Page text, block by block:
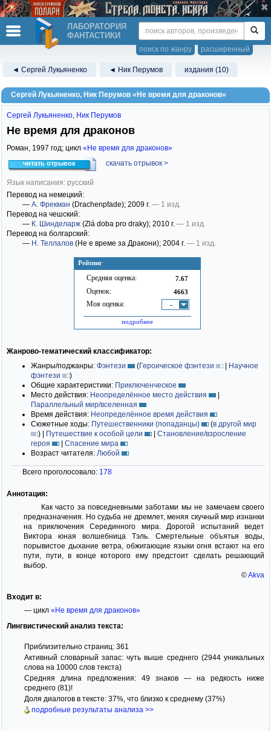
ЛАБОРАТОРИЯ
ФАНТАСТИКИ
расширенный
поиск по жанру
◄ Сергей Лукьяненко ◄ Ник Перумов издания (10)
Сергей Лукьяненко, Ник Перумов «Не время для драконов»
Рейтинг
Средняя оценка: 7.67
Оценок: 4663
Моя оценка: -
подробнее
Сергей Лукьяненко, Ник Перумов
Не время для драконов
Роман, 1997 год; цикл «Не время для драконов»
читать отрывок скачать отрывок >
Язык написания: русский
Перевод на немецкий:
— А. Фрекман (Drachenpfade); 2009 г. — 1 изд.
Перевод на чешский:
— К. Шинделарж (Zlá doba pro draky); 2010 г. — 1 изд.
Перевод на болгарский:
— Н. Теллалов (Не е време за Дракони); 2004 г. — 1 изд.
Жанрово-тематический классификатор:
Жанры/поджанры: Фэнтези (Героическое фэнтези | Научное
фэнтези
)
Общие характеристики: Приключенческое
Место действия: Неопределённое место действия
|
Параллельный мир/вселенная
Время действия: Неопределённое время действия
Сюжетные ходы: Путешественники (попаданцы) (в другой мир
) | Путешествие к особой цели | Становление/взросление
героя
| Спасение мира
Возраст читателя: Любой
Всего проголосовало: 178
Аннотация:
Как часто за повседневными заботами мы не замечаем своего
предназначения. Но судьба не дремлет, меняя скучный мир изнанки
на приключения Серединного мира. Дорогой испытаний ведет
Виктора юная волшебница Тэль. Смертельные объятья воды,
порывистое дыхание ветра, обжигающие языки огня встают на его
пути, пути, в конце которого ему предстоит сделать решающий
выбор.
©Akva
Входит в:
— цикл «Не время для драконов»
Лингвистический анализ текста:
Приблизительно страниц: 361
Активный словарный запас: чуть выше среднего (2944 уникальных
слова на 10000 слов текста)
Средняя длина предложения: 49 знаков — на редкость ниже
среднего (81)!
Доля диалогов в тексте: 37%, что близко к среднему (37%)
подробные результаты анализа >>